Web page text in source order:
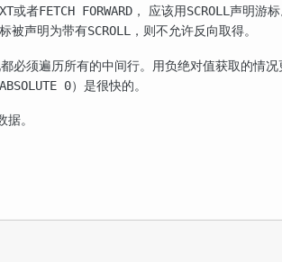
或者FETCH FORWARD ， 应该用SCROLL 声明游
被声明为带有SCROLL ，则不允许反向取得。
必须遍历所有的中间行。用负绝对值获取的情
0）是很快的。
。